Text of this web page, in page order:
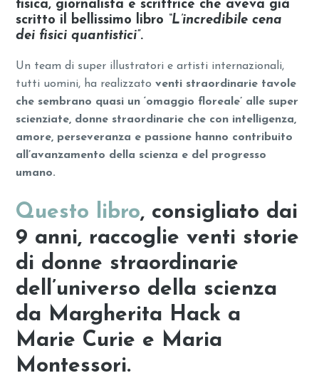
fisica, giornalista e scrittrice che aveva già
scritto il bellissimo libro
“L’incredibile cena
dei fisici quantistici” .
Un team di super illustratori e artisti internazionali,
tutti uomini, ha realizzatoventi straordinarie tavole
che sembrano quasi un ‘omaggio floreale’ alle super
scienziate, donne straordinarie che con intelligenza,
amore, perseveranza e passione hanno contribuito
all’avanzamento della scienza e del progresso
umano.
Questo libro, consigliato dai
9 anni, raccoglie venti storie
di donne straordinarie
dell’universo della scienza
da Margherita Hack a
Marie Curie e Maria
Montessori.